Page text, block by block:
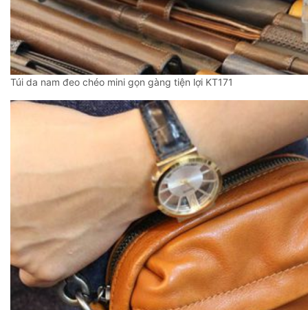
Túi da nam đeo chéo mini gọn gàng tiện lợi KT171